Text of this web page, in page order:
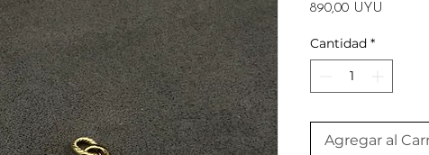
890,00 UYU
Cantidad *
Agregar al